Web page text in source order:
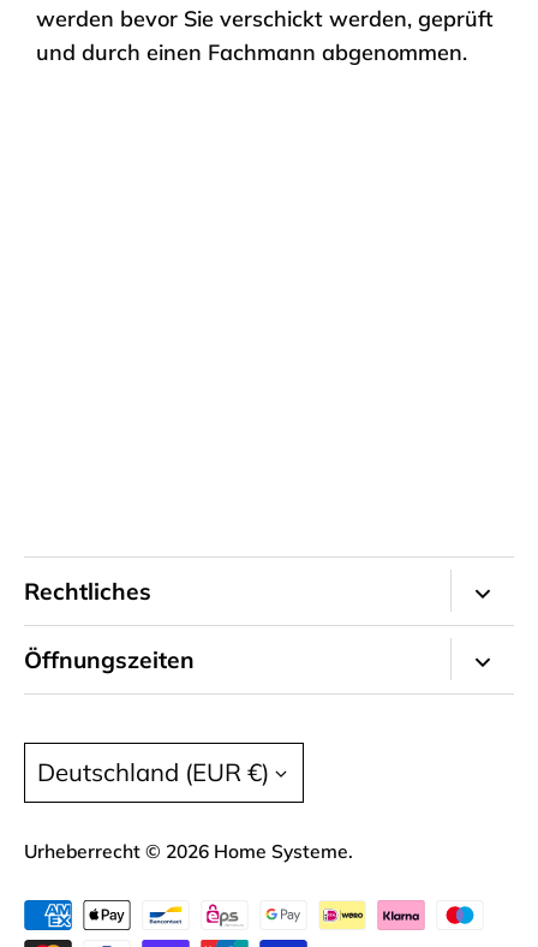
werden bevor Sie verschickt werden, geprüft
und durch einen Fachmann abgenommen.
Rechtliches
Impressum
Kontakt
Allgemeine Geschäftsbedingungen
Liefer- und Versandkosten
Öffnungszeiten
Montag - Freitag
09:00 - 16:00
Währung
Deutschland (EUR €)
Urheberrecht © 2026 Home Systeme.